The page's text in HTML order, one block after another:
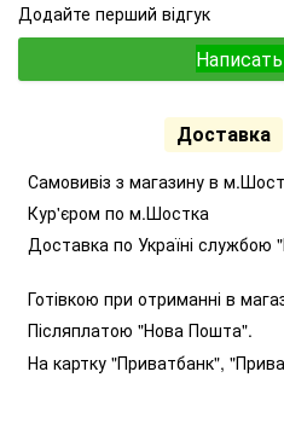
Додайте перший відгук
Доставка
Самовивіз з магазину в
Кур'єром по м.Шостка
Доставка по Україні службою
Готівкою при отриманні в
Післяплатою "Нова Пошта".
На картку "Приватбанк",